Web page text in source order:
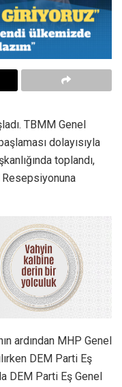
TBMM Genel
dolayısıyla
toplandı,
Resepsiyonuna
ardından MHP Genel
DEM Parti Eş
DEM Parti Eş Genel